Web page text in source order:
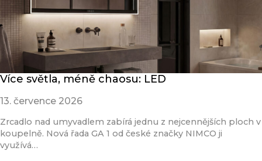
Více světla, méně chaosu: LED
13. července 2026
Zrcadlo nad umyvadlem zabírá jednu z nejcennějších ploch v
koupelně. Nová řada GA 1 od české značky NIMCO ji
využívá…